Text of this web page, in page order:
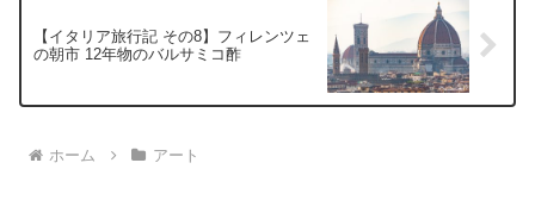
【イタリア旅行記 その8】フィレンツェ
の朝市 12年物のバルサミコ酢
ホーム アート